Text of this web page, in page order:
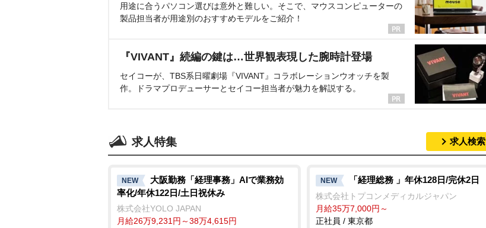
用途に合うパソコン選びは意外と難しい。そこで、マウスコンピューターの
製品担当者が用途別のおすすめモデルをご紹介！
『VIVANT』続編の鍵は…世界観表現した腕時計登場
セイコーが、TBS系日曜劇場『VIVANT』コラボレーションウオッチを製
作。ドラマプロデューサーとセイコー担当者が魅力を解説する。
求人特集 求人検索
NEW
大阪勤務「経理事務」AIで業務効
率化/年休122日/土日祝休み
株式会社YOLO JAPAN
月給26万9,231円～38万4,615円
NEW 「経理総務 」年休128日/完休2日
株式会社トプコンメディカルジャパン
月給35万7,000円～
正社員 / 東京都